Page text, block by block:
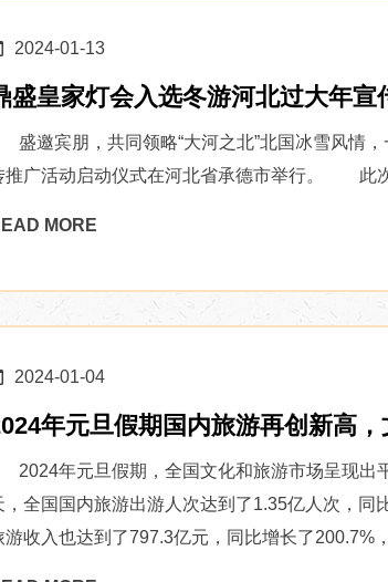
2024-01-13
盛皇家灯会入选冬游河北过大年宣
邀宾朋，共同领略“大河之北”北国冰雪风情，
推广活动启动仪式在河北省承德市举行。 此
MORE
2024-01-04
年元旦假期国内旅游再创新高
年元旦假期，全国文化和旅游市场呈现出
，全国国内旅游出游人次达到了1.35亿人次，同
游收入也达到了797.3亿元，同比增长了200.7%